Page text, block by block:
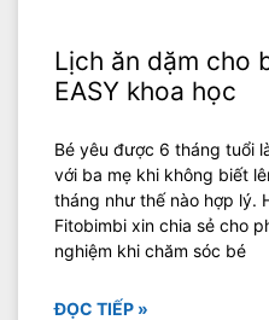
Lịch ăn dặm cho
EASY khoa học
Bé yêu được 6 tháng tuổi
với ba mẹ khi không biết
tháng như thế nào hợp lý.
Fitobimbi xin chia sẻ cho
nghiệm khi chăm sóc bé
ĐỌC TIẾP »